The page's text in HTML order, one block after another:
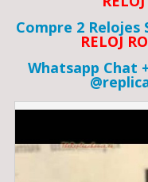
Compre 2
RELOJ
Whatsapp Chat